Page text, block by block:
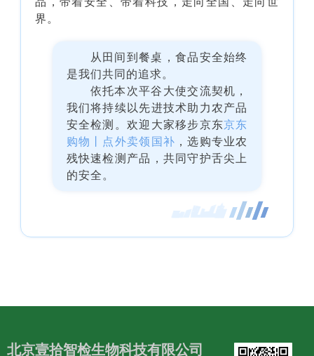
界。
从田间到餐桌，食品安全始终
是我们共同的追求。
依托本次平谷大使交流契机，
我们将持续以先进技术助力农产品
安全检测。欢迎大家移步京东京东
购物丨点外卖领国补 ，选购专业农
残快速检测产品，共同守护舌尖上
的安全。
北京壹拾智检生物科技有限公司